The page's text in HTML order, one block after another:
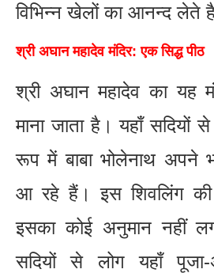
विभिन्न खेलों का आनन्द लेते
श्री अघान महादेव मंदिर: एक सिद्ध पीठ
श्री अघान महादेव का यह
माना जाता है। यहाँ सदियों
रूप में बाबा भोलेनाथ अपने
आ रहे हैं। इस शिवलिंग की
इसका कोई अनुमान नहीं
सदियों से लोग यहाँ